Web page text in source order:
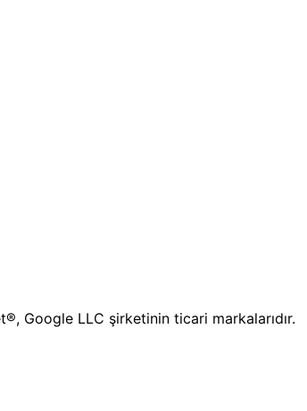
Google LLC şirketinin ticari markalarıdır.